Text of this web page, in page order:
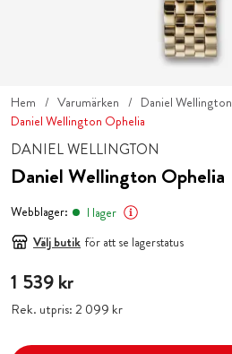
Hem Varumärken
Daniel Wellington
Daniel Wellington Ophelia
DANIEL WELLINGTON
Daniel Wellington Ophelia
Webblager:
I lager
Välj butik för att se lagerstatus
Pris:1 539 kr
1 539 kr
Rek. utpris:Pris:2 099 kr
2 099 kr